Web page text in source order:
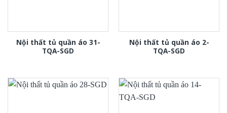
Nội thất tủ quần áo 31-
TQA-SGD
Nội thất tủ quần áo 2-
TQA-SGD